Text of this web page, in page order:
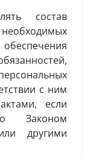
состав
с ним
если
Законом
другими